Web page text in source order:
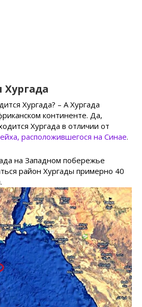
Хургада
Хургада? – А Хургада
континенте. Да,
Хургада в отличии от
расположившегося на Синае.
на Западном побережье
район Хургады примерно 40